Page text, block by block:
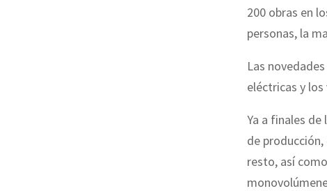
200 obras en
personas, la
Las
eléctricas y
Ya a finales
de
resto, así